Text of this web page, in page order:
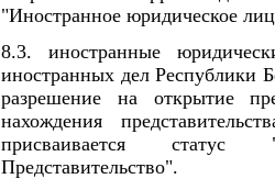
"Иностранное юридическое
8.3. иностранные
иностранных дел Республики
разрешение на открытие
нахождения
присваивается статус
Представительство".